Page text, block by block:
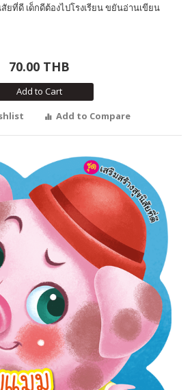
ยที่ดี เด็กดีต้องไปโรงเรียน ขยันอ่านเขียน
70.00 THB
Add to Cart
Add to Compare